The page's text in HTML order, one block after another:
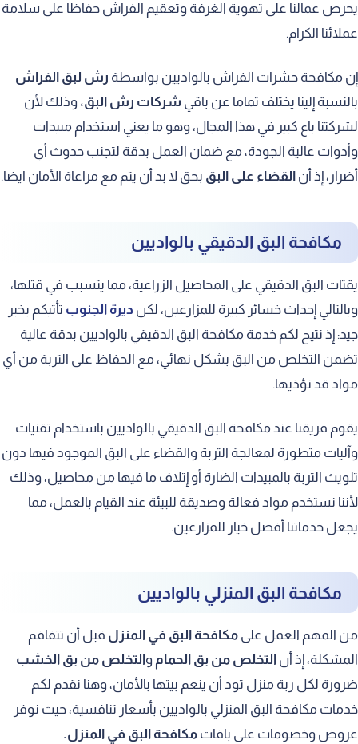
يحرص عمالنا على تهوية الغرفة وتعقيم الفراش حفاظا على سلامة
عملائنا الكرام.
إن مكافحة حشرات الفراش بالواديين بواسطة رش لبق الفراش
بالنسبة إلينا يختلف تماما عن باقي شركات رش البق، وذلك لأن
لشركتنا باع كبير في هذا المجال، وهو ما يعني استخدام مبيدات
وأدوات عالية الجودة، مع ضمان العمل بدقة لتجنب حدوث أي
أضرار، إذ أن القضاء على البق بحق لا بد أن يتم مع مراعاة الأمان ايضا.
مكافحة البق الدقيقي بالواديين
يقتات البق الدقيقي على المحاصيل الزراعية، مما يتسبب في قتلها،
وبالتالي إحداث خسائر كبيرة للمزارعين، لكن ديرة الجنوب تأتيكم بخبر
جيد: إذ نتيح لكم خدمة مكافحة البق الدقيقي بالواديين بدقة عالية
تضمن التخلص من البق بشكل نهائي، مع الحفاظ على التربة من أي
مواد قد تؤذيها.
يقوم فريقنا عند مكافحة البق الدقيقي بالواديين باستخدام تقنيات
وآليات متطورة لمعالجة التربة والقضاء على البق الموجود فيها دون
تلويث التربة بالمبيدات الضارة أو إتلاف ما فيها من محاصيل، وذلك
لأننا نستخدم مواد فعالة وصديقة للبيئة عند القيام بالعمل، مما
يجعل خدماتنا أفضل خيار للمزارعين.
مكافحة البق المنزلي بالواديين
من المهم العمل على مكافحة البق في المنزل قبل أن تتفاقم
المشكلة، إذ أن التخلص من بق الحمام و التخلص من بق الخشب
ضرورة لكل ربة منزل تود أن ينعم بيتها بالأمان، وهنا نقدم لكم
خدمات مكافحة البق المنزلي بالواديين بأسعار تنافسية، حيث نوفر
عروض وخصومات على باقات مكافحة البق في المنزل.